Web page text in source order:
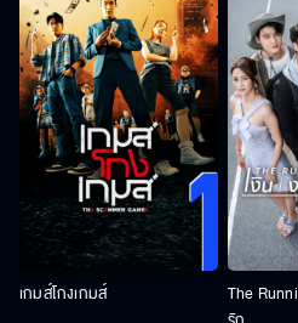
เกมส์โกงเกมส์
The